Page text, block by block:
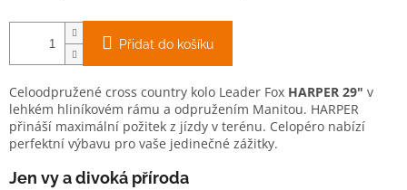
Přidat do košíku
Celoodpružené cross country kolo Leader Fox HARPER 29" v
lehkém hliníkovém rámu a odpružením Manitou. HARPER
přináší maximální požitek z jízdy v terénu. Celopéro nabízí
perfektní výbavu pro vaše jedinečné zážitky.
Jen vy a divoká příroda